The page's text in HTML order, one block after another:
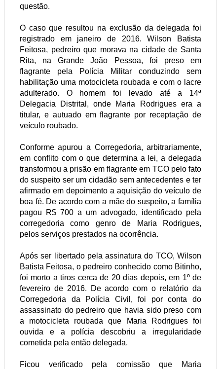
questão.
O caso que resultou na exclusão da delegada foi
registrado em janeiro de 2016. Wilson Batista
Feitosa, pedreiro que morava na cidade de Santa
Rita, na Grande João Pessoa, foi preso em
flagrante pela Polícia Militar conduzindo sem
habilitação uma motocicleta roubada e com o lacre
adulterado. O homem foi levado até a 14ª
Delegacia Distrital, onde Maria Rodrigues era a
titular, e autuado em flagrante por receptação de
veículo roubado.
Conforme apurou a Corregedoria, arbitrariamente,
em conflito com o que determina a lei, a delegada
transformou a prisão em flagrante em TCO pelo fato
do suspeito ser um cidadão sem antecedentes e ter
afirmado em depoimento a aquisição do veículo de
boa fé. De acordo com a mãe do suspeito, a família
pagou R$ 700 a um advogado, identificado pela
corregedoria como genro de Maria Rodrigues,
pelos serviços prestados na ocorrência.
Após ser libertado pela assinatura do TCO, Wilson
Batista Feitosa, o pedreiro conhecido como Bitinho,
foi morto a tiros cerca de 20 dias depois, em 1º de
fevereiro de 2016. De acordo com o relatório da
Corregedoria da Polícia Civil, foi por conta do
assassinato do pedreiro que havia sido preso com
a motocicleta roubada que Maria Rodrigues foi
ouvida e a polícia descobriu a irregularidade
cometida pela então delegada.
Ficou verificado pela comissão que Maria